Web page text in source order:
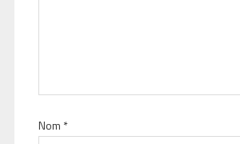
Nom *